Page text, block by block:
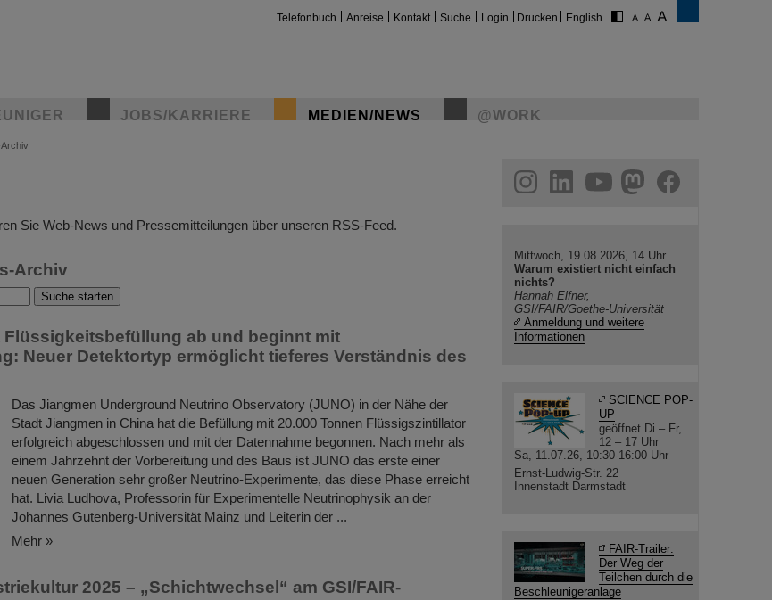
Telefonbuch Anreise Kontakt Suche Login Drucken English
JOBS/KARRIERE MEDIEN/NEWS @WORK
Sie Web-News und Pressemitteilungen über unseren RSS-Feed.
Archiv
Flüssigkeitsbefüllung ab und beginnt mit
Neuer Detektortyp ermöglicht tieferes Verständnis des
Das Jiangmen Underground Neutrino Observatory (JUNO) in der Nähe der
Stadt Jiangmen in China hat die Befüllung mit 20.000 Tonnen Flüssigszintillator
erfolgreich abgeschlossen und mit der Datennahme begonnen. Nach mehr als
einem Jahrzehnt der Vorbereitung und des Baus ist JUNO das erste einer
neuen Generation sehr großer Neutrino-Experimente, das diese Phase erreicht
hat. Livia Ludhova, Professorin für Experimentelle Neutrinophysik an der
Johannes Gutenberg-Universität Mainz und Leiterin der ...
Mehr »
2025 – „Schichtwechsel“ am GSI/FAIR-
helmholtz.social
facebook
Mittwoch, 19.08.2026, 14 Uhr
Warum existiert nicht einfach
nichts?
Hannah Elfner,
GSI/FAIR/Goethe-Universität
Anmeldung und weitere
Informationen
SCIENCE POP-
UP
geöffnet Di – Fr,
12 – 17 Uhr
Sa, 11.07.26, 10:30-16:00 Uhr
Ernst-Ludwig-Str. 22
Innenstadt Darmstadt
FAIR-Trailer:
Der Weg der
Teilchen durch die
Beschleunigeranlage